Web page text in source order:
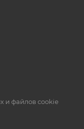
и файлов cookie